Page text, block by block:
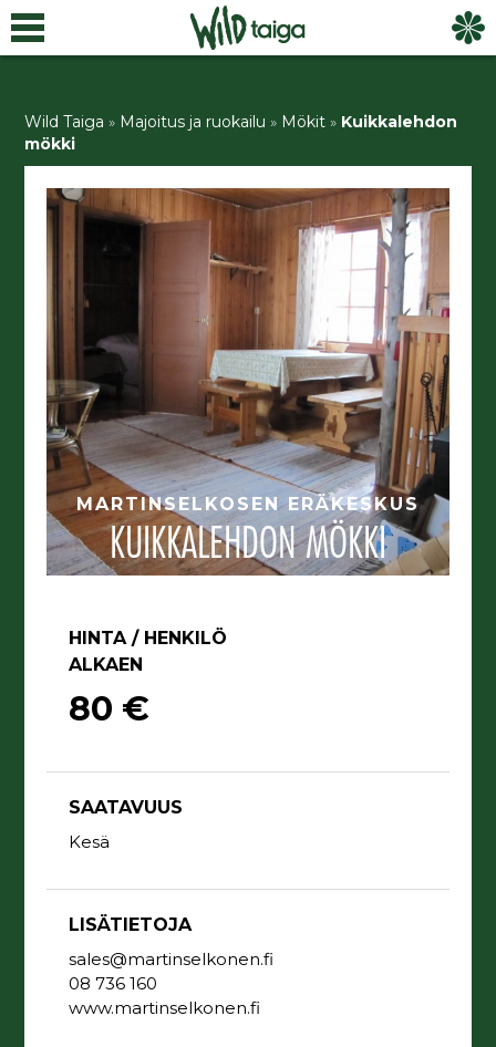
Wild Taiga » Majoitus ja ruokailu » Mökit » Kuikkalehdon
mökki
MARTINSELKOSEN ERÄKESKUS
KUIKKALEHDON MÖKKI
HINTA / HENKILÖ
ALKAEN
80 €
SAATAVUUS
Kesä
LISÄTIETOJA
sales@martinselkonen.fi
08 736 160
www.martinselkonen.fi